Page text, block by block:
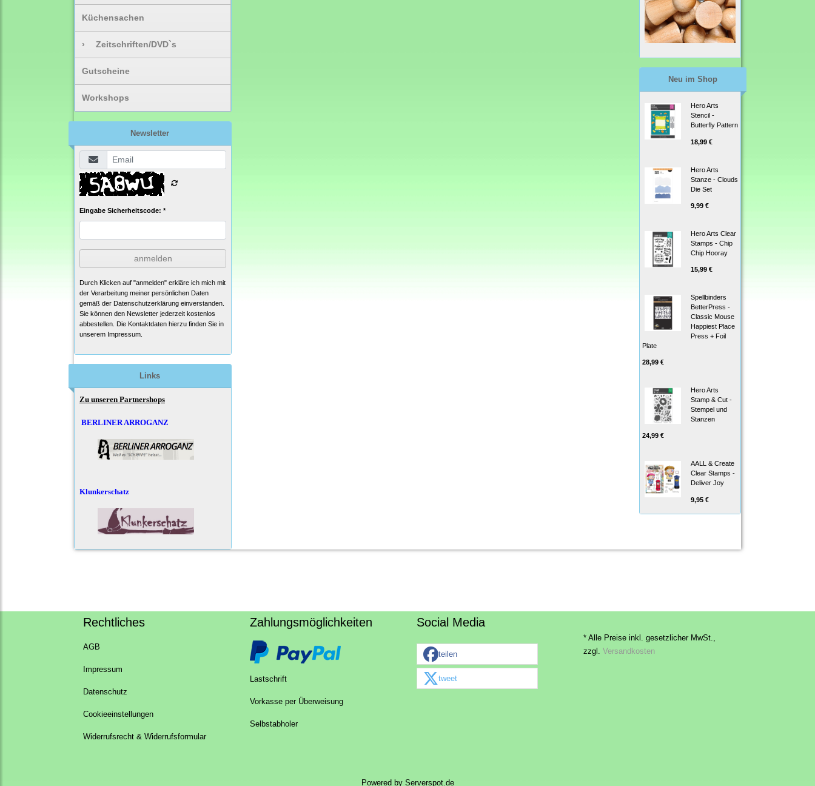
Küchensachen
› Zeitschriften/DVD`s
Gutscheine
Workshops
Newsletter
Eingabe Sicherheitscode: *
anmelden
Durch Klicken auf "anmelden" erkläre ich mich mit
der Verarbeitung meiner persönlichen Daten
gemäß der Datenschutzerklärung einverstanden.
Sie können den Newsletter jederzeit kostenlos
abbestellen. Die Kontaktdaten hierzu finden Sie in
unserem Impressum.
Links
Zu unseren Partnershops
BERLINER ARROGANZ
Klunkerschatz
Neu im Shop
Hero Arts
Stencil -
Butterfly Pattern
18,99 €
Hero Arts
Stanze - Clouds
Die Set
9,99 €
Hero Arts Clear
Stamps - Chip
Chip Hooray
15,99 €
Spellbinders
BetterPress -
Classic Mouse
Happiest Place
Press + Foil
Plate
28,99 €
Hero Arts
Stamp & Cut -
Stempel und
Stanzen
24,99 €
AALL & Create
Clear Stamps -
Deliver Joy
9,95 €
Rechtliches
AGB
Impressum
Datenschutz
Cookieeinstellungen
Widerrufsrecht & Widerrufsformular
Zahlungsmöglichkeiten
Lastschrift
Vorkasse per Überweisung
Selbstabholer
Social Media
teilen
tweet
* Alle Preise inkl. gesetzlicher MwSt.,
zzgl. Versandkosten
Powered by Serverspot.de